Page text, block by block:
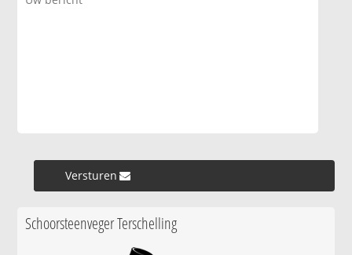
Versturen »
Schoorsteenveger Terschelling